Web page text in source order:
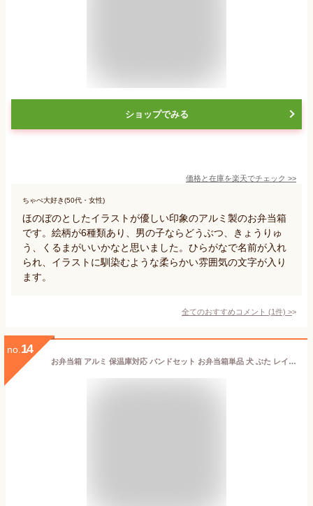
ショップでみる
価格と在庫を楽天でチェック >>
ちゃぺ大好き(50代・女性)
ほのぼのとしたイラストが優しい印象のアルミ製のお弁当箱
です。絵柄が6種類あり、男の子ならどうぶつ、きょうりゅ
う、くるまがいいかなと思いました。ひらがなで名前が入れ
られ、イラストに馴染むような柔らかい雰囲気の文字が入り
ます。
全てのおすすめコメント (1件) >
no. 14
お弁当箱 アルミ 保温庫対応 バンドセット お弁当箱単品 犬 ぶた レインボー さくらんぼ チェリー シンプル 可愛いデザイン レーザー 刻印 弁当箱 アルミ製 名入れ 370ml 子ども用 弁当子供 子ども キッズ お弁当 保育園 幼稚園 男の子 女の子